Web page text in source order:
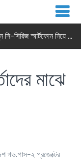
নতুন সি-সিরিজ স্মার্টফোন নিয়ে আসছে রিয়েলমি
মাঝে
গভ.পাস-২ প্রজেক্টের